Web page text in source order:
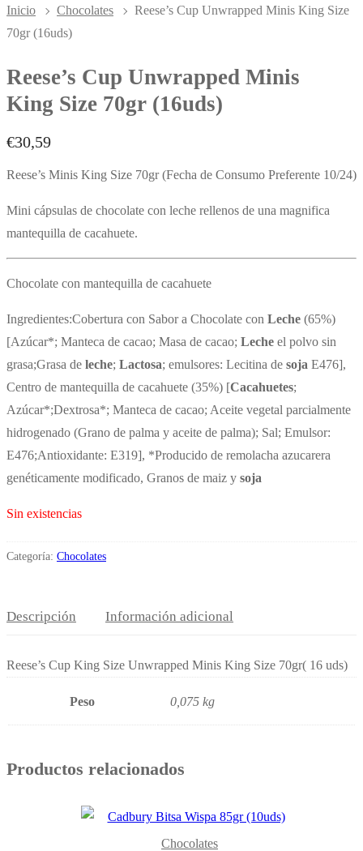
Inicio Chocolates
Reese’s Cup Unwrapped Minis King Size
70gr (16uds)
Reese’s Cup Unwrapped Minis
King Size 70gr (16uds)
€30,59
Reese’s Minis King Size 70gr (Fecha de Consumo Preferente 10/24)
Mini cápsulas de chocolate con leche rellenos de una magnifica
mantequilla de cacahuete.
Chocolate con mantequilla de cacahuete
Ingredientes:Cobertura con Sabor a Chocolate con Leche (65%)
[Azúcar*; Manteca de cacao; Masa de cacao; Leche el polvo sin
grasa;Grasa de leche; Lactosa; emulsores: Lecitina de soja E476],
Centro de mantequilla de cacahuete (35%) [Cacahuetes;
Azúcar*;Dextrosa*; Manteca de cacao; Aceite vegetal parcialmente
hidrogenado (Grano de palma y aceite de palma); Sal; Emulsor:
E476;Antioxidante: E319], *Producido de remolacha azucarera
genéticamente modificado, Granos de maiz y soja
Sin existencias
Categoría: Chocolates
Descripción Información adicional
Reese’s Cup King Size Unwrapped Minis King Size 70gr( 16 uds)
Peso 0,075 kg
Productos relacionados
Chocolates